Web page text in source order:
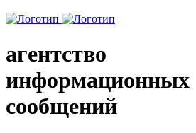
агентство
информационных
сообщений